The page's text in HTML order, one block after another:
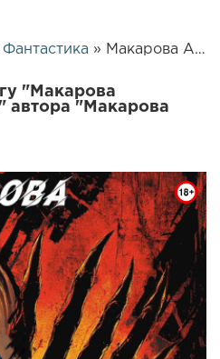
Фантастика » Макарова Анастасия – Верона | 25821
"Макарова
автора "Макарова